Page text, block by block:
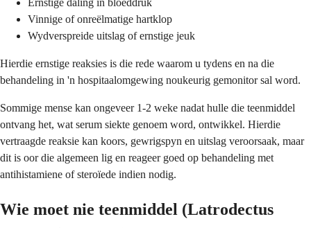
Ernstige daling in bloeddruk
Vinnige of onreëlmatige hartklop
Wydverspreide uitslag of ernstige jeuk
Hierdie ernstige reaksies is die rede waarom u tydens en na die
behandeling in 'n hospitaalomgewing noukeurig gemonitor sal word.
Sommige mense kan ongeveer 1-2 weke nadat hulle die teenmiddel
ontvang het, wat serum siekte genoem word, ontwikkel. Hierdie
vertraagde reaksie kan koors, gewrigspyn en uitslag veroorsaak, maar
dit is oor die algemeen lig en reageer goed op behandeling met
antihistamiene of steroïede indien nodig.
Wie moet nie teenmiddel (Latrodectus